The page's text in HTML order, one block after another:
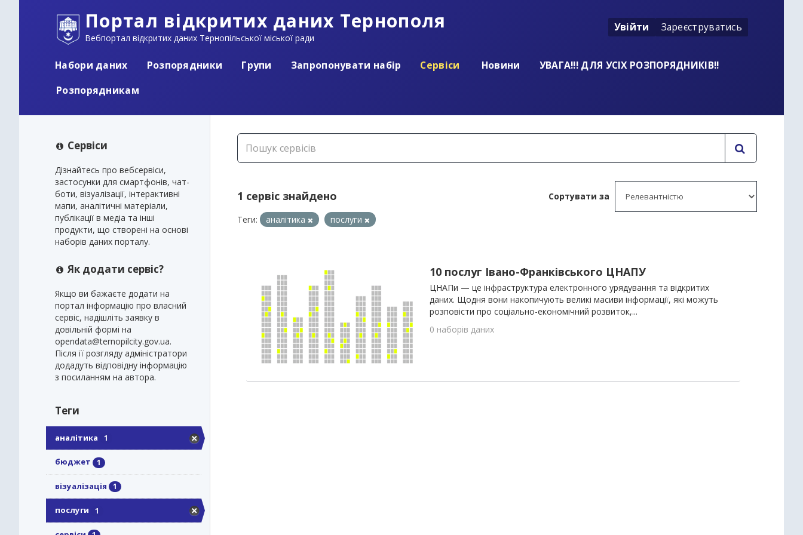
Портал відкритих даних Тернополя
Вебпортал відкритих даних Тернопільської міської ради
Увійти Зареєструватись
Набори даних Розпорядники Групи Запропонувати набір Сервіси Новини
УВАГА!!! ДЛЯ УСІХ РОЗПОРЯДНИКІВ!!
Розпорядникам
Сервіси
Дізнайтесь про вебсервіси,
застосунки для смартфонів, чат-
боти, візуалізації, інтерактивні
мапи, аналітичні матеріали,
публікації в медіа та інші
продукти, що створені на основі
наборів даних порталу.
Як додати сервіс?
Якщо ви бажаєте додати на
портал інформацію про власний
сервіс, надішліть заявку в
довільній формі на
opendata@ternopilcity.gov.ua.
Після її розгляду адміністратори
додадуть відповідну інформацію
з посиланням на автора.
Теги
аналітика 1
бюджет 1
візуалізація 1
послуги 1
Сортувати за
1 cервіс знайдено
Теги: аналітика послуги
10 послуг Івано-Франківського ЦНАПУ
ЦНАПи — це інфраструктура електронного урядування та відкритих
даних. Щодня вони накопичують великі масиви інформації, які можуть
розповісти про соціально-економічний розвиток,...
0 наборів даних